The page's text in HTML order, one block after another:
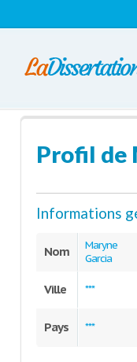
Profil de
Informations
Nom
Maryne
Garcia
Ville ***
Pays ***